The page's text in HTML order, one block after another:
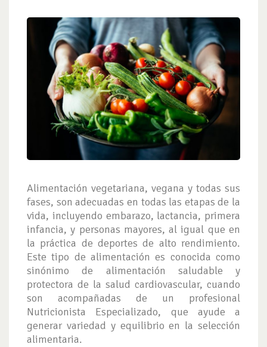
Alimentación vegetariana, vegana y todas sus
fases, son adecuadas en todas las etapas de la
vida, incluyendo embarazo, lactancia, primera
infancia, y personas mayores, al igual que en
la práctica de deportes de alto rendimiento.
Este tipo de alimentación es conocida como
sinónimo de alimentación saludable y
protectora de la salud cardiovascular, cuando
son acompañadas de un profesional
Nutricionista Especializado, que ayude a
generar variedad y equilibrio en la selección
alimentaria.